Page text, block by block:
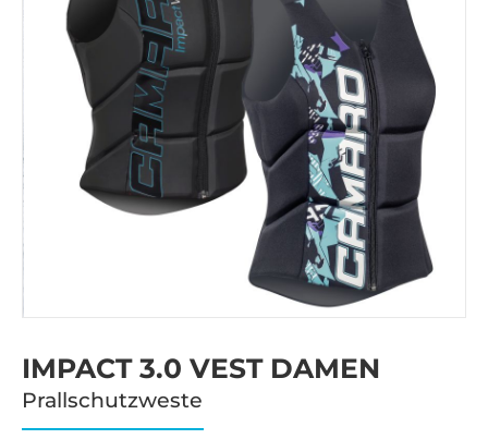
IMPACT 3.0 VEST DAMEN
Prallschutzweste